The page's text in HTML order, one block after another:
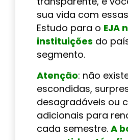
sua vida com
Estudo para o EJA
instituições do
segmento.
Atenção: não
escondidas,
desagradáveis ou
adicionais para
cada semestre. A